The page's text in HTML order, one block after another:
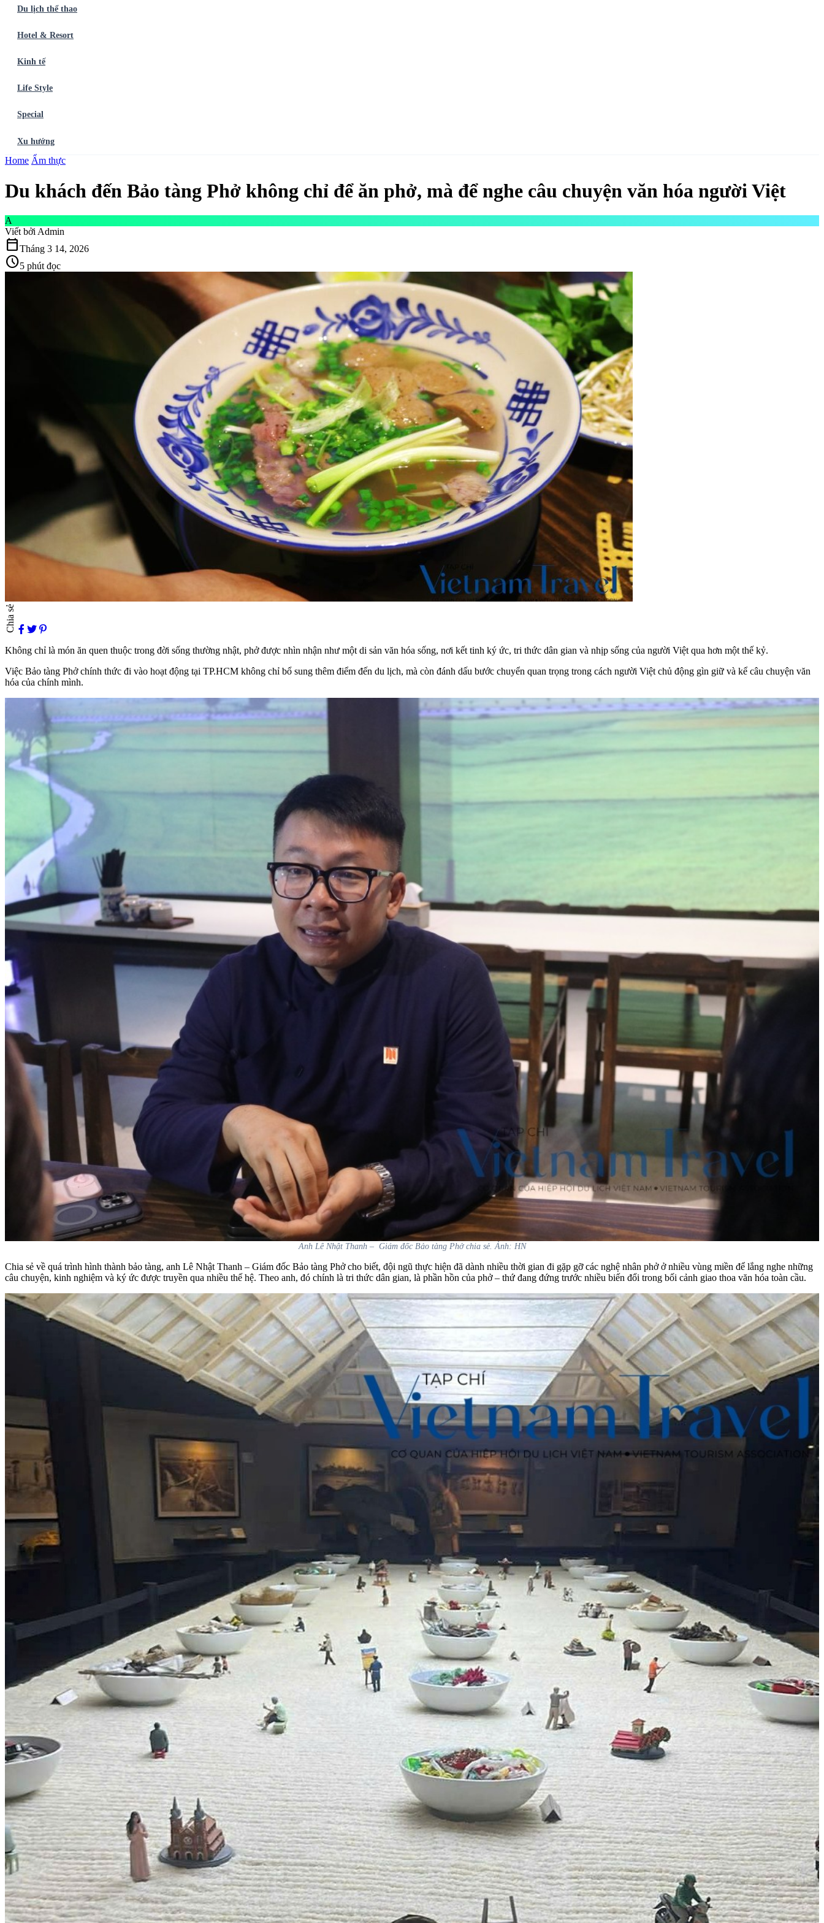
Du lịch thể thao
Hotel & Resort
Kinh tế
Life Style
Special
Xu hướng
Trang chủ Ẩm thực
Home Ẩm thực
Du khách đến Bảo tàng Phở không chỉ để ăn phở, mà để nghe câu chuyện văn hóa người Việt
A
Viết bởi Admin
calendar_todayTháng 3 14, 2026
schedule5 phút đọc
Chia sẻ
Không chỉ là món ăn quen thuộc trong đời sống thường nhật, phở được nhìn nhận như một di sản văn hóa sống, nơi kết tinh ký ức, tri thức dân gian và nhịp sống của người Việt qua hơn một thế kỷ.
Việc Bảo tàng Phở chính thức đi vào hoạt động tại TP.HCM không chỉ bổ sung thêm điểm đến du lịch, mà còn đánh dấu bước chuyển quan trọng trong cách người Việt chủ động gìn giữ và kể câu chuyện văn
hóa của chính mình.
Anh Lê Nhật Thanh – Giám đốc Bảo tàng Phở chia sẻ. Ảnh: HN
Chia sẻ về quá trình hình thành bảo tàng, anh Lê Nhật Thanh – Giám đốc Bảo tàng Phở cho biết, đội ngũ thực hiện đã dành nhiều thời gian đi gặp gỡ các nghệ nhân phở ở nhiều vùng miền để lắng nghe những
câu chuyện, kinh nghiệm và ký ức được truyền qua nhiều thế hệ. Theo anh, đó chính là tri thức dân gian, là phần hồn của phở – thứ đang đứng trước nhiều biến đổi trong bối cảnh giao thoa văn hóa toàn cầu.